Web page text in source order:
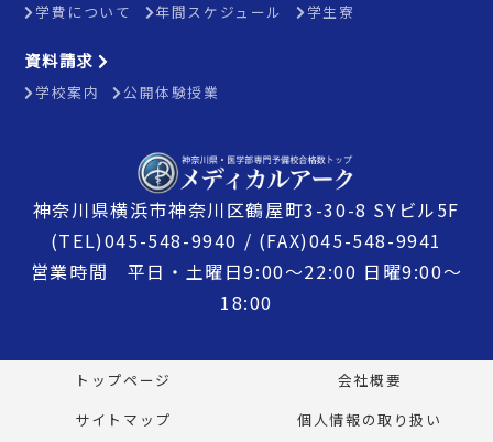
学費について 年間スケジュール 学生寮
資料請求
学校案内 公開体験授業
神奈川県横浜市神奈川区鶴屋町3-30-8 SYビル5F
(TEL)045-548-9940 / (FAX)045-548-9941
営業時間 平日・土曜日9:00〜22:00 日曜9:00〜
18:00
トップページ
会社概要
サイトマップ
個人情報の取り扱い